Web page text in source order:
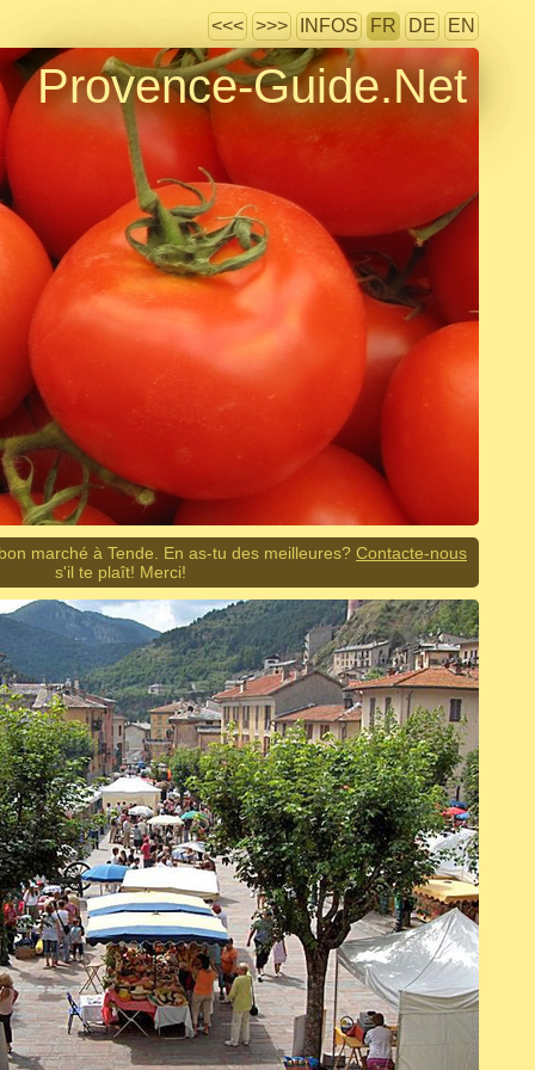
<<< >>> INFOS FR DE EN
Provence-Guide.Net
marché à Tende. En as-tu des meilleures? Contacte-nous
s'il te plaît! Merci!